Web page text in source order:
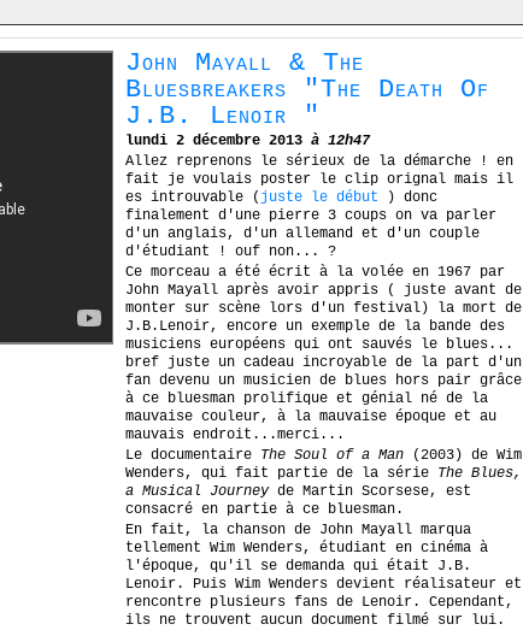
John Mayall & The
Bluesbreakers "The Death Of
J.B. Lenoir "
lundi 2 décembre 2013 à 12h47
Allez reprenons le sérieux de la démarche ! en
fait je voulais poster le clip orignal mais il
es introuvable ( juste le début ) donc
finalement d'une pierre 3 coups on va parler
d'un anglais, d'un allemand et d'un couple
d'étudiant ! ouf non... ?
Ce morceau a été écrit à la volée en 1967 par
John Mayall après avoir appris ( juste avant de
monter sur scène lors d'un festival) la mort de
J.B.Lenoir, encore un exemple de la bande des
musiciens européens qui ont sauvés le blues...
bref juste un cadeau incroyable de la part d'un
fan devenu un musicien de blues hors pair grâce
à ce bluesman prolifique et génial né de la
mauvaise couleur, à la mauvaise époque et au
mauvais endroit...merci...
Le documentaire The Soul of a Man (2003) de Wim
Wenders, qui fait partie de la série The Blues,
a Musical Journeyde Martin Scorsese, est
consacré en partie à ce bluesman.
En fait, la chanson de John Mayall marqua
tellement Wim Wenders, étudiant en cinéma à
l'époque, qu'il se demanda qui était J.B.
Lenoir. Puis Wim Wenders devient réalisateur et
rencontre plusieurs fans de Lenoir. Cependant,
ils ne trouvent aucun document filmé sur lui.